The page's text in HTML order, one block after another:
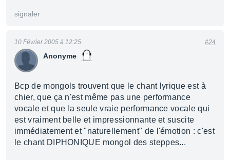
signaler
Anonyme
10 Février 2005 à 12:25 #24
Bcp de mongols trouvent que le chant lyrique est à
chier, que ça n'est même pas une performance
vocale et que la seule vraie performance vocale qui
est vraiment belle et impressionnante et suscite
immédiatement et "naturellement" de l'émotion : c'est
le chant DIPHONIQUE mongol des steppes...